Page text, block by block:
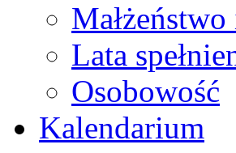
Lata
Osobowość
Kalendarium